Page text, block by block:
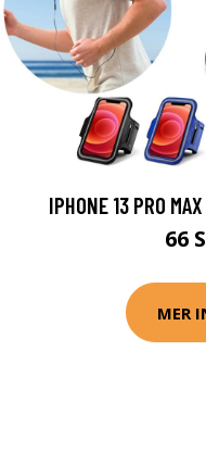
IPHONE 13 PRO
66
MER